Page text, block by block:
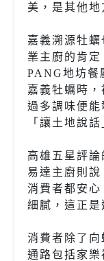
美，是其他地
嘉義溯源牡
業主廚的肯
PANG地坊餐
嘉義牡蠣時
過多調味便能
「讓土地說
高雄五星評
易達主廚則
消費者都安
細膩，這正是
消費者除了向
通路包括家樂